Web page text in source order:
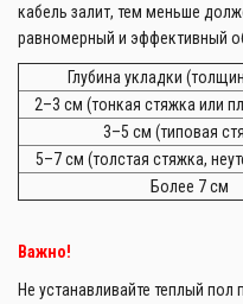
кабель залит, тем меньше
равномерный и эффективный
Глубина укладки
2–3 см (тонкая стяжка или
3–5 см (типовая
5–7 см (толстая стяжка,
Более 7 см
Важно!
Не устанавливайте теплый пол